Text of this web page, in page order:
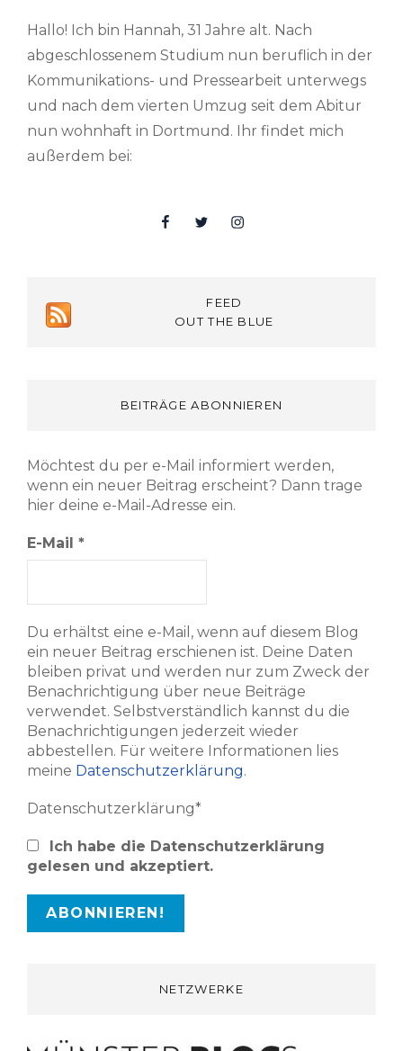
Hallo! Ich bin Hannah, 31 Jahre alt. Nach
abgeschlossenem Studium nun beruflich in der
Kommunikations- und Pressearbeit unterwegs
und nach dem vierten Umzug seit dem Abitur
nun wohnhaft in Dortmund. Ihr findet mich
außerdem bei:
FacebookTwitterInsta
FEED
OUT THE BLUE
BEITRÄGE ABONNIEREN
Möchtest du per e-Mail informiert werden,
wenn ein neuer Beitrag erscheint? Dann trage
hier deine e-Mail-Adresse ein.
E-Mail *
Du erhältst eine e-Mail, wenn auf diesem Blog
ein neuer Beitrag erschienen ist. Deine Daten
bleiben privat und werden nur zum Zweck der
Benachrichtigung über neue Beiträge
verwendet. Selbstverständlich kannst du die
Benachrichtigungen jederzeit wieder
abbestellen. Für weitere Informationen lies
meine Datenschutzerklärung.
Datenschutzerklärung*
Ich habe die Datenschutzerklärung
gelesen und akzeptiert.
NETZWERKE